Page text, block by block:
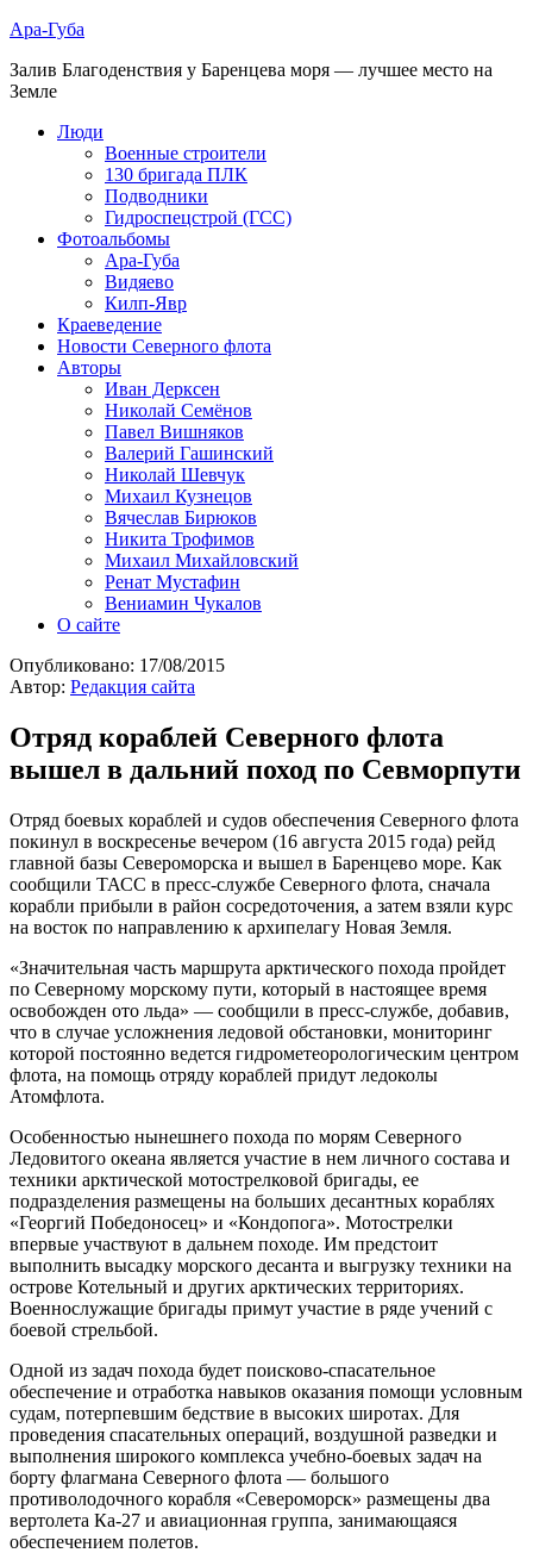
Ара-Губа
Залив Благоденствия у Баренцева моря — лучшее место на
Земле
Люди
Военные строители
130 бригада ПЛК
Подводники
Гидроспецстрой (ГСС)
Фотоальбомы
Ара-Губа
Видяево
Килп-Явр
Краеведение
Новости Северного флота
Авторы
Иван Дерксен
Николай Семёнов
Павел Вишняков
Валерий Гашинский
Николай Шевчук
Михаил Кузнецов
Вячеслав Бирюков
Никита Трофимов
Михаил Михайловский
Ренат Мустафин
Вениамин Чукалов
О сайте
Опубликовано: 17/08/2015
Автор: Редакция сайта
Отряд кораблей Северного флота
вышел в дальний поход по Севморпути
Отряд боевых кораблей и судов обеспечения Северного флота
покинул в воскресенье вечером (16 августа 2015 года) рейд
главной базы Североморска и вышел в Баренцево море. Как
сообщили ТАСС в пресс-службе Северного флота, сначала
корабли прибыли в район сосредоточения, а затем взяли курс
на восток по направлению к архипелагу Новая Земля.
«Значительная часть маршрута арктического похода пройдет
по Северному морскому пути, который в настоящее время
освобожден ото льда» — сообщили в пресс-службе, добавив,
что в случае усложнения ледовой обстановки, мониторинг
которой постоянно ведется гидрометеорологическим центром
флота, на помощь отряду кораблей придут ледоколы
Атомфлота.
Особенностью нынешнего похода по морям Северного
Ледовитого океана является участие в нем личного состава и
техники арктической мотострелковой бригады, ее
подразделения размещены на больших десантных кораблях
«Георгий Победоносец» и «Кондопога». Мотострелки
впервые участвуют в дальнем походе. Им предстоит
выполнить высадку морского десанта и выгрузку техники на
острове Котельный и других арктических территориях.
Военнослужащие бригады примут участие в ряде учений с
боевой стрельбой.
Одной из задач похода будет поисково-спасательное
обеспечение и отработка навыков оказания помощи условным
судам, потерпевшим бедствие в высоких широтах. Для
проведения спасательных операций, воздушной разведки и
выполнения широкого комплекса учебно-боевых задач на
борту флагмана Северного флота — большого
противолодочного корабля «Североморск» размещены два
вертолета Ка-27 и авиационная группа, занимающаяся
обеспечением полетов.